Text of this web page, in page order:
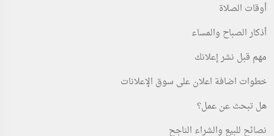
أوقات الصلاة
أذكار الصباح والمساء
مهم قبل نشر إعلانك
خطوات اضافة اعلان على سوق الإعلانات
هل تبحث عن عمل؟
نصائح للبيع والشراء الناجح